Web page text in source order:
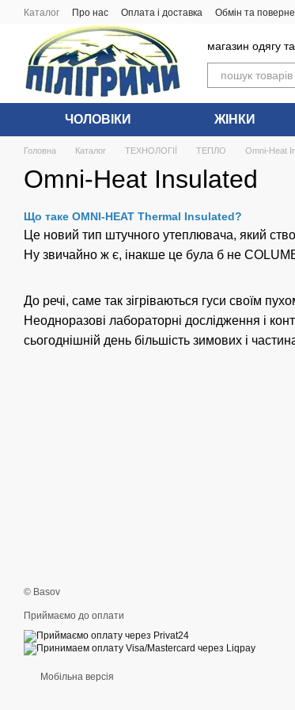
Перейти до основного контенту
Каталог Про нас Оплата і доставка Обмін та
магазин одягу
ЧОЛОВIКИ ЖIНКИ
Головна Каталог ТЕХНОЛОГІЇ ТЕПЛО Omni-Heat
Omni-Heat Insulated
Що таке OMNI-HEAT Thermal Insulated?
Це новий тип штучного утеплювача, який
Ну звичайно ж є, інакше це була б не
До речі, саме так зігріваються гуси своїм
Неодноразові лабораторні дослідження і
сьогоднішній день більшість зимових і
© Basov
Приймаємо до оплати
Мобільна версія